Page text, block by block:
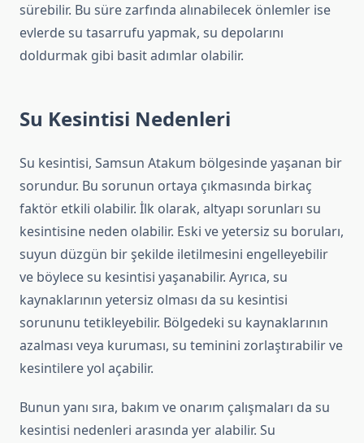
sürebilir. Bu süre zarfında alınabilecek önlemler ise
evlerde su tasarrufu yapmak, su depolarını
doldurmak gibi basit adımlar olabilir.
Su Kesintisi Nedenleri
Su kesintisi, Samsun Atakum bölgesinde yaşanan bir
sorundur. Bu sorunun ortaya çıkmasında birkaç
faktör etkili olabilir. İlk olarak, altyapı sorunları su
kesintisine neden olabilir. Eski ve yetersiz su boruları,
suyun düzgün bir şekilde iletilmesini engelleyebilir
ve böylece su kesintisi yaşanabilir. Ayrıca, su
kaynaklarının yetersiz olması da su kesintisi
sorununu tetikleyebilir. Bölgedeki su kaynaklarının
azalması veya kuruması, su teminini zorlaştırabilir ve
kesintilere yol açabilir.
Bunun yanı sıra, bakım ve onarım çalışmaları da su
kesintisi nedenleri arasında yer alabilir. Su